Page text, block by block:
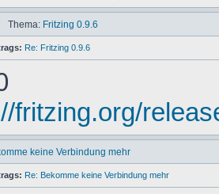
Thema: Fritzing 0.9.6
Re: Fritzing 0.9.6
fritzing.org/
keine Verbindung mehr
Re: Bekomme keine Verbindung mehr